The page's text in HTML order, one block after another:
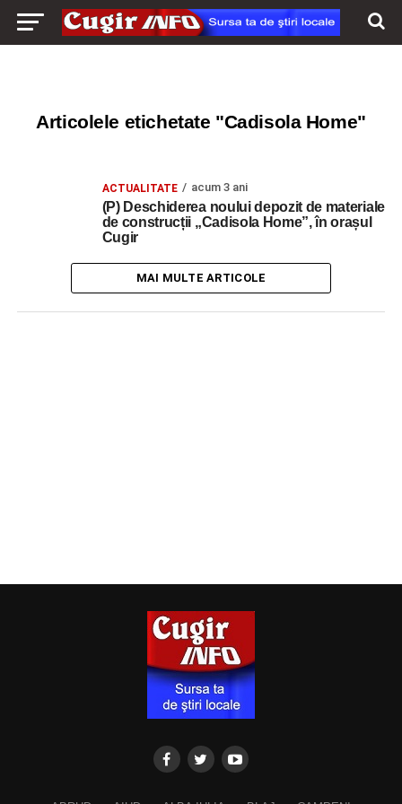
Articolele etichetate "Cadisola Home"
ACTUALITATE acum 3 ani
(P) Deschiderea noului depozit de materiale
de construcții „Cadisola Home”, în orașul
Cugir
MAI MULTE ARTICOLE